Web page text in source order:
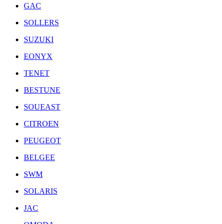
GAC
SOLLERS
SUZUKI
EONYX
TENET
BESTUNE
SOUEAST
CITROEN
PEUGEOT
BELGEE
SWM
SOLARIS
JAC